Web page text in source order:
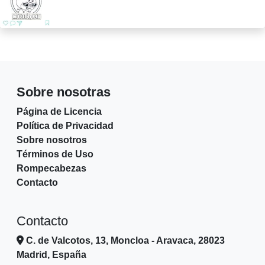
Sobre nosotras
Página de Licencia
Política de Privacidad
Sobre nosotros
Términos de Uso
Rompecabezas
Contacto
Contacto
C. de Valcotos, 13, Moncloa - Aravaca, 28023
Madrid, España